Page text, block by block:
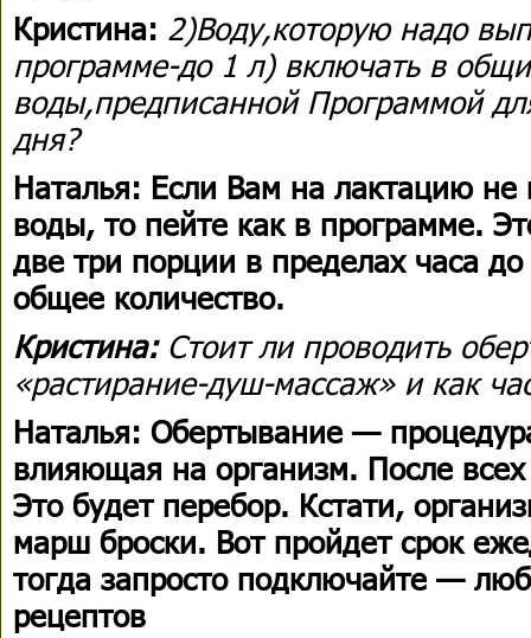
Кристина: 2)Воду,которую надо
программе-до 1 л) включать в
воды,предписанной Программой
дня?
Наталья: Если Вам на лактацию не
воды, то пейте как в программе.
две три порции в пределах часа
общее количество.
Кристина: Стоит ли проводить
«растирание-душ-массаж» и как
Наталья: Обертывание —
влияющая на организм. После
Это будет перебор. Кстати,
марш броски. Вот пройдет срок
тогда запросто подключайте —
рецептов